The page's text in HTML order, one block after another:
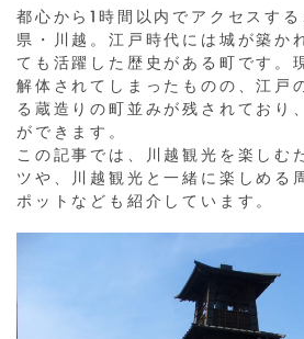
都心から1時間以内でアクセスす
県・川越。江戸時代には城が築か
ても活躍した歴史がある町です。
解体されてしまったものの、江戸
る蔵造りの町並みが残されており
ができます。
この記事では、川越観光を楽しむ
ツや、川越観光と一緒に楽しめる
ポットなども紹介しています。